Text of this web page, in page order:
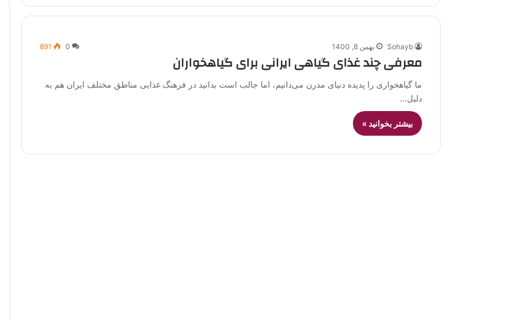
Sohayb بهمن 8, 1400 0
891
معرفی چند غذای گیاهی ایرانی برای گیاهخواران
ما گیاهخواری را پدیده دنیای مدرن می‌دانیم، اما جالب است بدانید در فرهنگ غذایی مناطق مختلف ایران هم به
دلیل…
بیشتر بخوانید »